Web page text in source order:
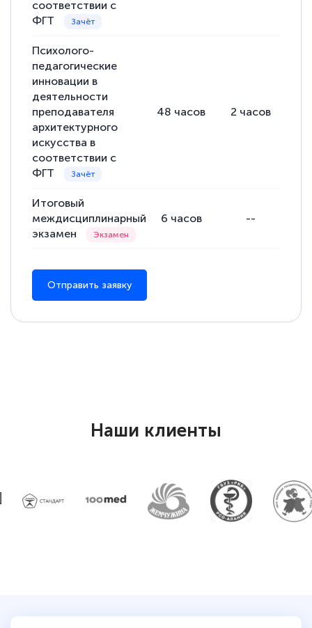
Евгения Коротких
12 марта 2026
Спасибо большое Академии! Грамотное,
вежливое сопровождение! Всё чётко и
понятно! Проходила повышение
квалификации. Ещё раз - СПАСИБО!
Елена Петрикс
Знаток города 5 уровня
Всем добрый день! Я прошла курс
интересующие вопросы и в течении
Обучение понравилось: огромное
соответствии с
ФГТ
Психолого-
педагогические
инновации в
деятельности
преподавателя
архитектурного
искусства в
соответствии с
ФГТ
48 часов 2 часов
Итоговый
междисциплинарный
экзамен
6 часов --
Отправить заявку
Наши клиенты